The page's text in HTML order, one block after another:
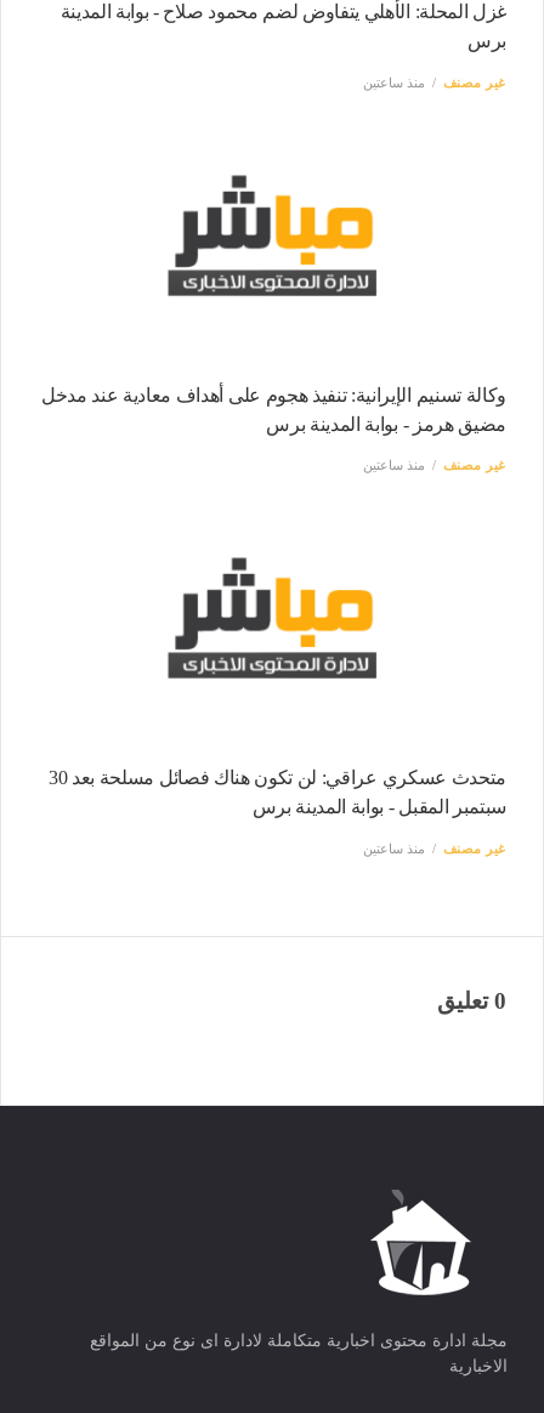
غزل المحلة: الأهلي يتفاوض لضم محمود صلاح - بوابة المدينة
برس
غير مصنف منذ ساعتين
وكالة تسنيم الإيرانية: تنفيذ هجوم على أهداف معادية عند مدخل
مضيق هرمز - بوابة المدينة برس
غير مصنف منذ ساعتين
متحدث عسكري عراقي: لن تكون هناك فصائل مسلحة بعد 30
سبتمبر المقبل - بوابة المدينة برس
غير مصنف منذ ساعتين
0 تعليق
مجلة ادارة محتوى اخبارية متكاملة لادارة اى نوع من المواقع
الاخبارية